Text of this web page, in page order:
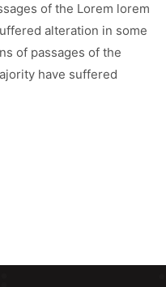
of the Lorem lorem
alteration in some
of passages of the
have suffered